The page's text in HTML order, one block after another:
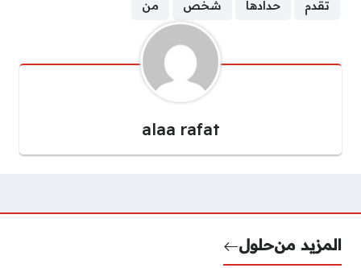
تقدم حدادها شخص من
alaa rafat
المزيد منحلول